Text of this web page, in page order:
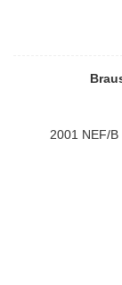
2001 NEF/